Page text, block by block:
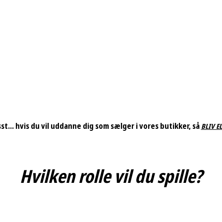
hvis du vil uddanne dig som sælger i vores butikker, så BLIV
Hvilken rolle vil du spille?